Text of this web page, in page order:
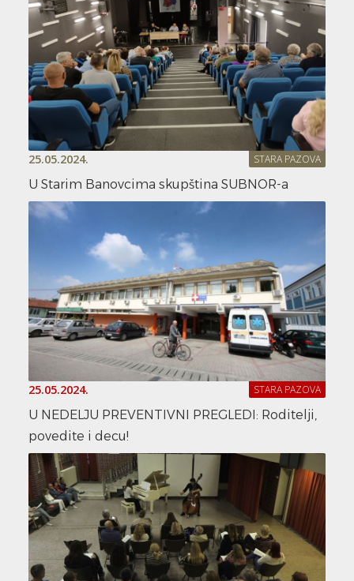
25.05.2024. STARA PAZOVA
U Starim Banovcima skupština SUBNOR-a
25.05.2024. STARA PAZOVA
U NEDELJU PREVENTIVNI PREGLEDI: Roditelji,
povedite i decu!